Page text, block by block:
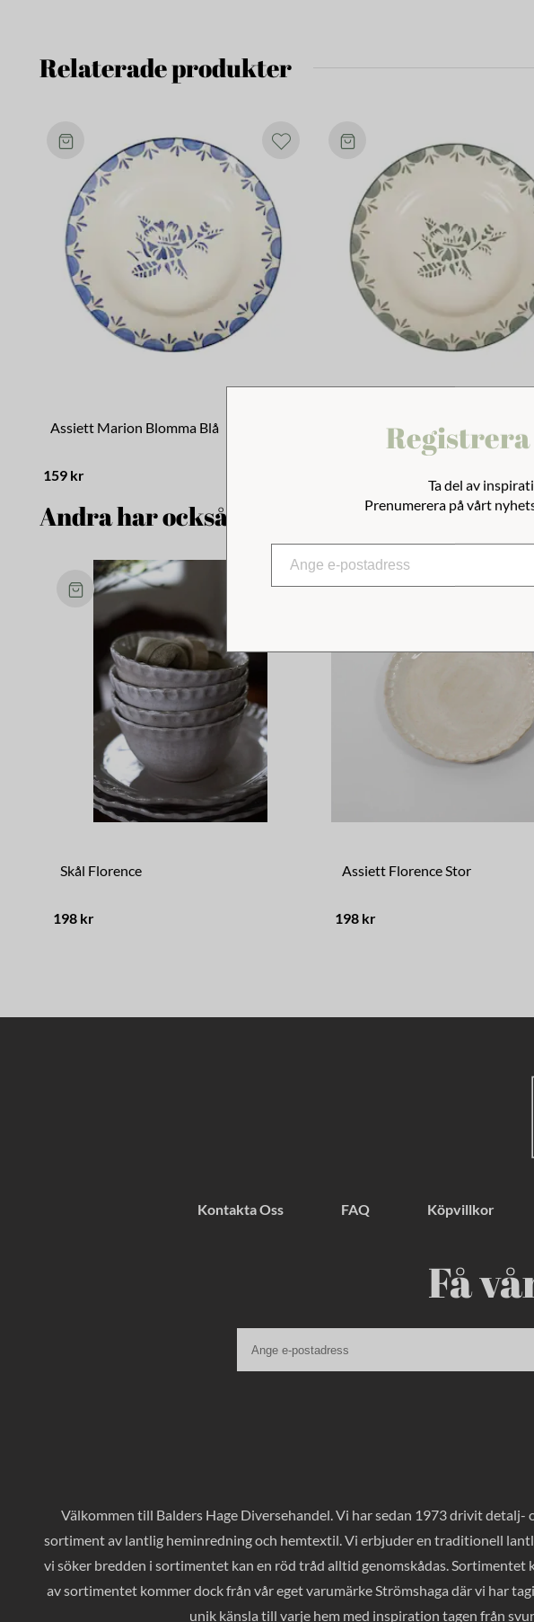
Relaterade produkter
Assiett Marion Blomma Blå
159 kr
Assiett Marion Blomma Grön
Andra har också tittat på
Skål Florence
198 kr
Assiett Florence Stor
198 kr
Kontakta Oss FAQ Köpvillkor
Få
Välkommen till Balders Hage Diversehandel. Vi har sedan 1973 drivit
sortiment av lantlig heminredning och hemtextil. Vi erbjuder en traditionell
vi söker bredden i sortimentet kan en röd tråd alltid genomskådas.
av sortimentet kommer dock från vår eget varumärke Strömshaga där vi har
unik känsla till varje hem med inspiration tagen från
Registrera
Ta del av
Prenumerera på vårt